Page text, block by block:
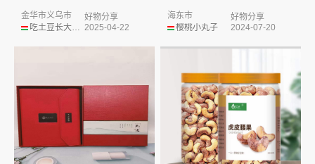
吃土豆长大的马铃薯
金华市义乌市
好物分享
2025-04-22
樱桃小丸子
海东市
好物分享
2024-07-20